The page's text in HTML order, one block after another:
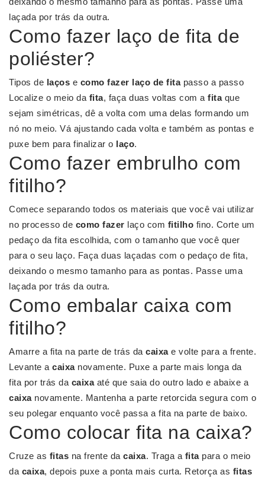
laçada por trás da outra.
Como fazer laço de fita de
poliéster?
Tipos de laços e como fazer laço de fitapasso a passo
Localize o meio da fita, faça duas voltas com a fitaque
sejam simétricas, dê a volta com uma delas formando um
nó no meio. Vá ajustando cada volta e também as pontas e
puxe bem para finalizar o laço.
Como fazer embrulho com
fitilho?
Comece separando todos os materiais que você vai utilizar
no processo de como fazer laço com fitilho fino. Corte um
pedaço da fita escolhida, com o tamanho que você quer
para o seu laço. Faça duas laçadas com o pedaço de fita,
deixando o mesmo tamanho para as pontas. Passe uma
laçada por trás da outra.
Como embalar caixa com
fitilho?
Amarre a fita na parte de trás da caixae volte para a frente.
Levante a caixanovamente. Puxe a parte mais longa da
fita por trás da caixaaté que saia do outro lado e abaixe a
caixanovamente. Mantenha a parte retorcida segura com o
seu polegar enquanto você passa a fita na parte de baixo.
Como colocar fita na caixa?
Cruze as fitas na frente da caixa. Traga a fitapara o meio
da caixa, depois puxe a ponta mais curta. Retorça as fitas